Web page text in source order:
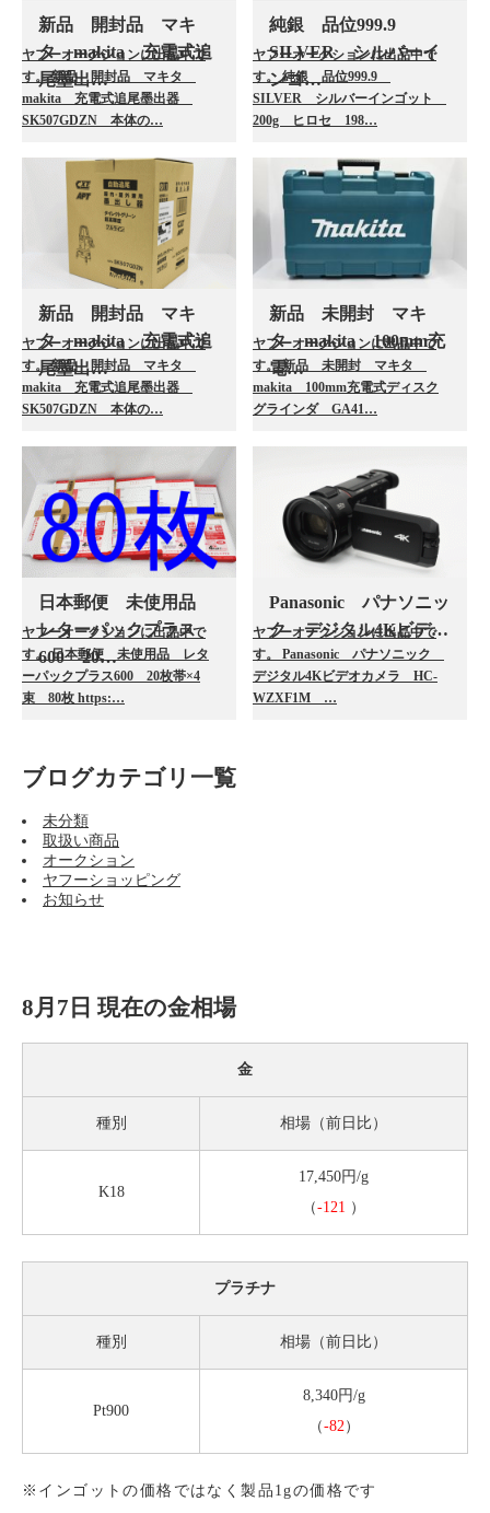
新品 開封品 マキ
タ makita 充電式追
尾墨出…
ヤフーオークションに出品中で
す。 新品 開封品 マキタ
makita 充電式追尾墨出器
SK507GDZN 本体の…
純銀 品位999.9
SILVER シルバーイ
ンゴ…
ヤフーオークションに出品中で
す。 純銀 品位999.9
SILVER シルバーインゴット
200g ヒロセ 198…
新品 開封品 マキ
タ makita 充電式追
尾墨出…
ヤフーオークションに出品中で
す。 新品 開封品 マキタ
makita 充電式追尾墨出器
SK507GDZN 本体の…
新品 未開封 マキ
タ makita 100mm充
電…
ヤフーオークションに出品中で
す。 新品 未開封 マキタ
makita 100mm充電式ディスク
グラインダ GA41…
日本郵便 未使用品
レターパックプラス
600 20…
ヤフーオークションに出品中で
す。 日本郵便 未使用品 レタ
ーパックプラス600 20枚帯×4
束 80枚 https:…
Panasonic パナソニッ
ク デジタル4Kビデ…
ヤフーオークションに出品中で
す。 Panasonic パナソニック
デジタル4Kビデオカメラ HC-
WZXF1M …
ブログカテゴリ一覧
未分類
取扱い商品
オークション
ヤフーショッピング
お知らせ
8月7日 現在の金相場
金
種別 相場（前日比）
K18
17,450円/g
（-121 ）
プラチナ
種別 相場（前日比）
Pt900
8,340円/g
（-82 ）
※インゴットの価格ではなく製品1gの価格です